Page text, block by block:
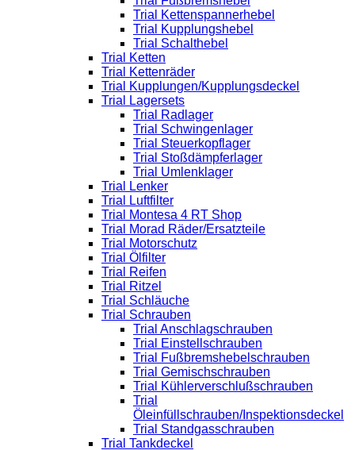
Trial Kettenspannerhebel
Trial Kupplungshebel
Trial Schalthebel
Trial Ketten
Trial Kettenräder
Trial Kupplungen/Kupplungsdeckel
Trial Lagersets
Trial Radlager
Trial Schwingenlager
Trial Steuerkopflager
Trial Stoßdämpferlager
Trial Umlenklager
Trial Lenker
Trial Luftfilter
Trial Montesa 4 RT Shop
Trial Morad Räder/Ersatzteile
Trial Motorschutz
Trial Ölfilter
Trial Reifen
Trial Ritzel
Trial Schläuche
Trial Schrauben
Trial Anschlagschrauben
Trial Einstellschrauben
Trial Fußbremshebelschrauben
Trial Gemischschrauben
Trial Kühlerverschlußschrauben
Trial
Öleinfüllschrauben/Inspektionsdeckel
Trial Standgasschrauben
Trial Tankdeckel